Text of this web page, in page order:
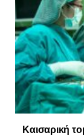
Καισαρική